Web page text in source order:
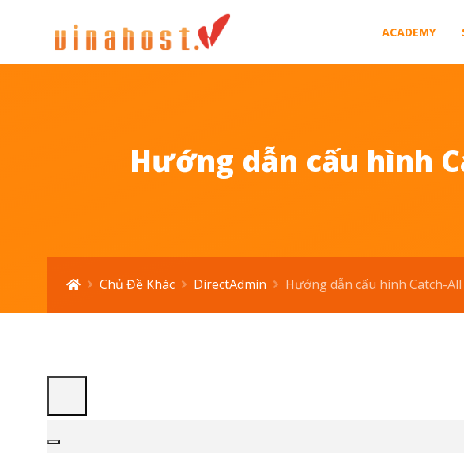
ACADEMY
Hướng dẫn cấu hình
Chủ Đề Khác DirectAdmin Hướng dẫn cấu hình Catch-